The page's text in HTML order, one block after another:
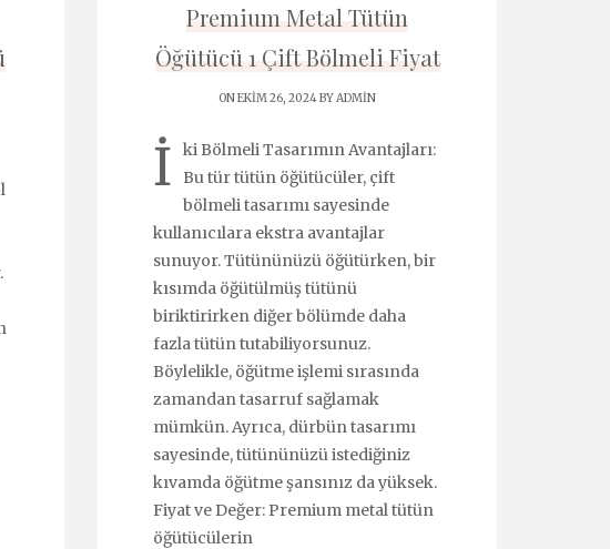
Premium Metal Tütün
Öğütücü 1 Çift Bölmeli Fiyat
ON EKIM 26, 2024 BYADMIN
İ
ki Bölmeli Tasarımın Avantajları:
Bu tür tütün öğütücüler, çift
bölmeli tasarımı sayesinde
kullanıcılara ekstra avantajlar
sunuyor. Tütününüzü öğütürken, bir
kısımda öğütülmüş tütünü
biriktirirken diğer bölümde daha
fazla tütün tutabiliyorsunuz.
Böylelikle, öğütme işlemi sırasında
zamandan tasarruf sağlamak
mümkün. Ayrıca, dürbün tasarımı
sayesinde, tütününüzü istediğiniz
kıvamda öğütme şansınız da yüksek.
Fiyat ve Değer: Premium metal tütün
öğütücülerin